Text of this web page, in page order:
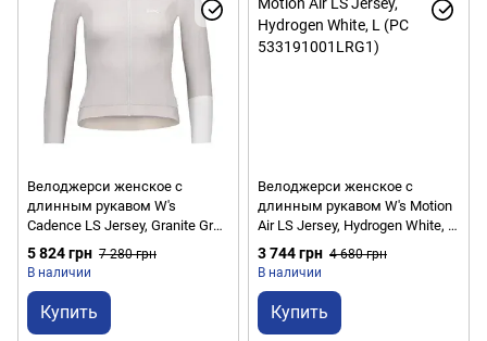
Велоджерси женское с
длинным рукавом W's
Cadence LS Jersey, Granite Grey,
L (PC 533221042LRG1)
5 824 грн 7 280 грн
В наличии
Купить
Велоджерси женское с
длинным рукавом W's Motion
Air LS Jersey, Hydrogen White, L
(PC 533191001LRG1)
3 744 грн 4 680 грн
В наличии
Купить